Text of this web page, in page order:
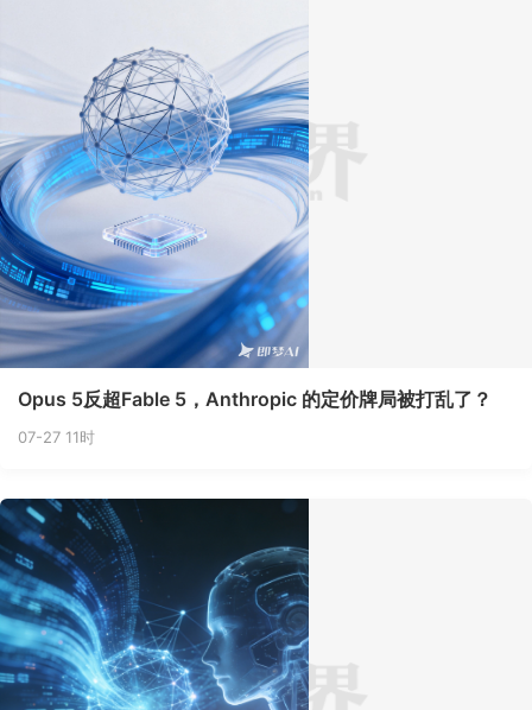
Opus 5反超Fable 5，Anthropic 的定价牌局被打乱了？
07-27 11时